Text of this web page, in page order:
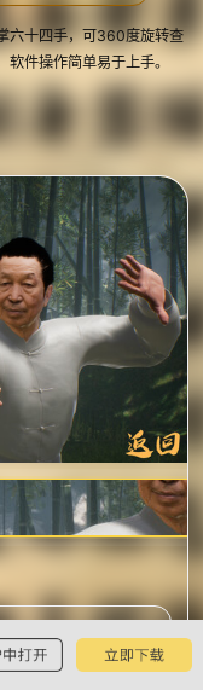
六十四手，可360度旋转查
件操作简单易于上手。